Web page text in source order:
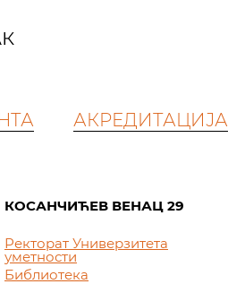
АКРЕДИТАЦИЈА
КОСАНЧИЋЕВ ВЕНАЦ 29
Ректорат Универзитета
уметности
Библиотека